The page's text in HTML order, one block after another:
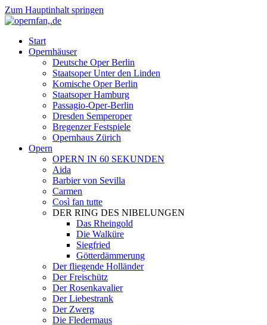
Zum Hauptinhalt springen
Start
Opernhäuser
Deutsche Oper Berlin
Staatsoper Unter den Linden
Komische Oper Berlin
Staatsoper Hamburg
Passagio-Oper-Berlin
Dresden Semperoper
Bregenzer Festspiele
Opernhaus Zürich
Opern
OPERN IN 60 SEKUNDEN
Aida
Barbier von Sevilla
Carmen
Così fan tutte
DER RING DES NIBELUNGEN
Das Rheingold
Die Walküre
Siegfried
Götterdämmerung
Der fliegende Holländer
Der Freischütz
Der Rosenkavalier
Der Liebestrank
Der Zwerg
Die Fledermaus